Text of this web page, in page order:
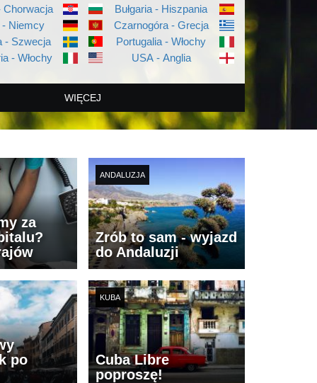
Chorwacja
- Niemcy
- Szwecja
- Włochy
Bułgaria - Hiszpania
Czarnogóra - Grecja
Portugalia - Włochy
USA - Anglia
WIĘCEJ
za
ANDALUZJA
Zrób to sam - wyjazd
do Andaluzji
po
KUBA
Cuba Libre
poproszę!